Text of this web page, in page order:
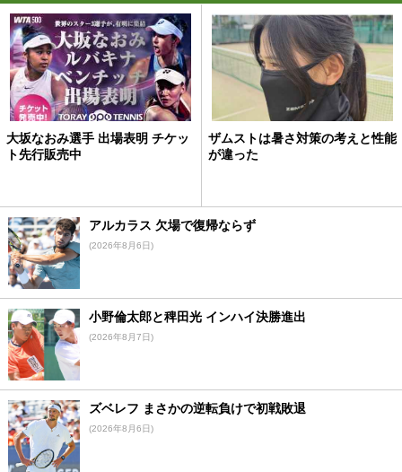
大坂なおみ選手 出場表明 チケッ
ト先行販売中
ザムストは暑さ対策の考えと性能
が違った
アルカラス 欠場で復帰ならず
(2026年8月6日)
小野倫太郎と稗田光 インハイ決勝進出
(2026年8月7日)
ズベレフ まさかの逆転負けで初戦敗退
(2026年8月6日)